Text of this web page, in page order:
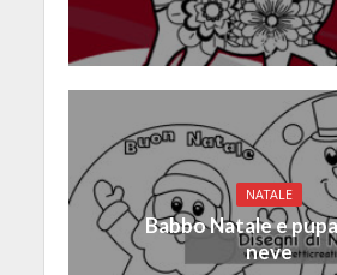
NATALE
Babbo Natale e
neve